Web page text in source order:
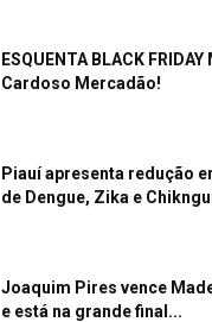
ESQUENTA BLACK
Cardoso Mercadão!
Piauí apresenta redução
de Dengue, Zika e
Joaquim Pires vence
e está na grande final...